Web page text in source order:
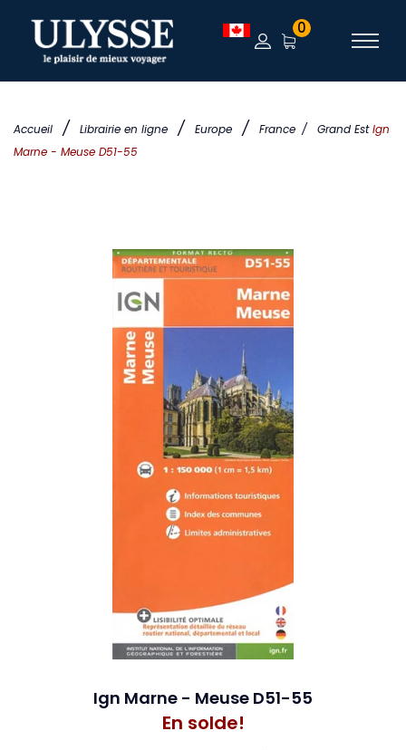
Accueil / Librairie en ligne / Europe / France / Grand Est Ign
Marne - Meuse D51-55
0
Ign Marne - Meuse D51-55
En solde!